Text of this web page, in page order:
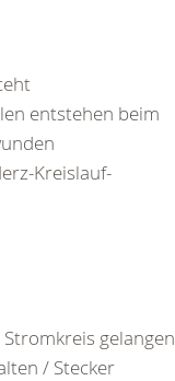
entstehen beim
Kreislauf-
gelangen
/ Stecker